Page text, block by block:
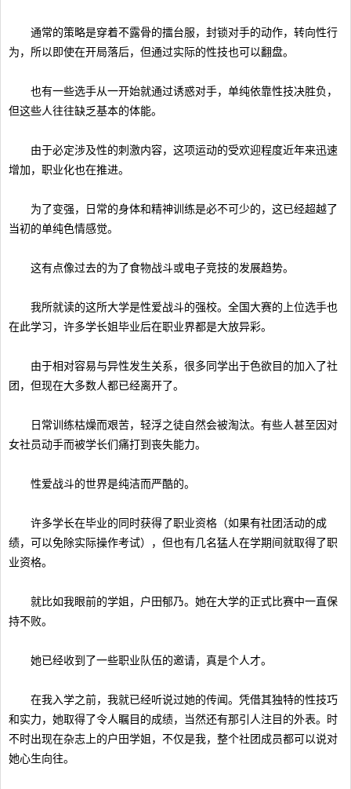
通常的策略是穿着不露骨的擂台服，封锁对手的动作，转向性行
为，所以即使在开局落后，但通过实际的性技也可以翻盘。
也有一些选手从一开始就通过诱惑对手，单纯依靠性技决胜负，
但这些人往往缺乏基本的体能。
由于必定涉及性的刺激内容，这项运动的受欢迎程度近年来迅速
增加，职业化也在推进。
为了变强，日常的身体和精神训练是必不可少的，这已经超越了
当初的单纯色情感觉。
这有点像过去的为了食物战斗或电子竞技的发展趋势。
我所就读的这所大学是性爱战斗的强校。全国大赛的上位选手也
在此学习，许多学长姐毕业后在职业界都是大放异彩。
由于相对容易与异性发生关系，很多同学出于色欲目的加入了社
团，但现在大多数人都已经离开了。
日常训练枯燥而艰苦，轻浮之徒自然会被淘汰。有些人甚至因对
女社员动手而被学长们痛打到丧失能力。
性爱战斗的世界是纯洁而严酷的。
许多学长在毕业的同时获得了职业资格（如果有社团活动的成
绩，可以免除实际操作考试），但也有几名猛人在学期间就取得了职
业资格。
就比如我眼前的学姐，户田郁乃。她在大学的正式比赛中一直保
持不败。
她已经收到了一些职业队伍的邀请，真是个人才。
在我入学之前，我就已经听说过她的传闻。凭借其独特的性技巧
和实力，她取得了令人瞩目的成绩，当然还有那引人注目的外表。时
不时出现在杂志上的户田学姐，不仅是我，整个社团成员都可以说对
她心生向往。